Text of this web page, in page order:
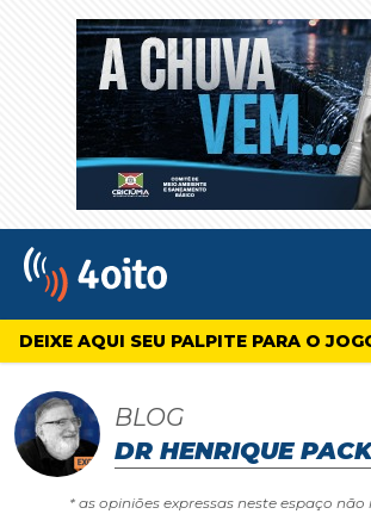
4oito
DEIXE AQUI SEU PALPITE PARA O
BLOG
DR HENRIQUE
* as opiniões expressas neste espaço